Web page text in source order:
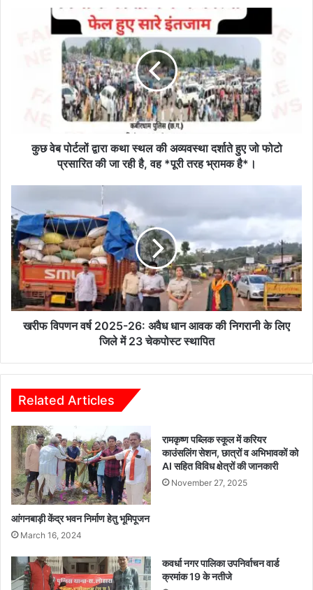
की
जा
रही
है,
वह
*पूरी
तरह
भ्रामक
है*।
कुछ वेब पोर्टलों द्वारा कथा स्थल की अव्यवस्था दर्शाते हुए जो फोटो
प्रसारित की जा रही है, वह *पूरी तरह भ्रामक है*।
विपणन
वर्ष
2025-
26:
अवैध
धान
आवक
की
निगरानी
23
चेकपोस्ट
स्थापित
खरीफ विपणन वर्ष 2025-26: अवैध धान आवक की निगरानी के लिए
जिले में 23 चेकपोस्ट स्थापित
Related Articles
आंगनबाड़ी केंद्र भवन निर्माण हेतु भूमिपूजन
March 16, 2024
रामकृष्ण पब्लिक स्कूल में करियर
काउंसलिंग सेशन, छात्रों व अभिभावकों को
AI सहित विविध क्षेत्रों की जानकारी
November 27, 2025
कवर्धा नगर पालिका उपनिर्वाचन वार्ड
क्रमांक 19 के नतीजे